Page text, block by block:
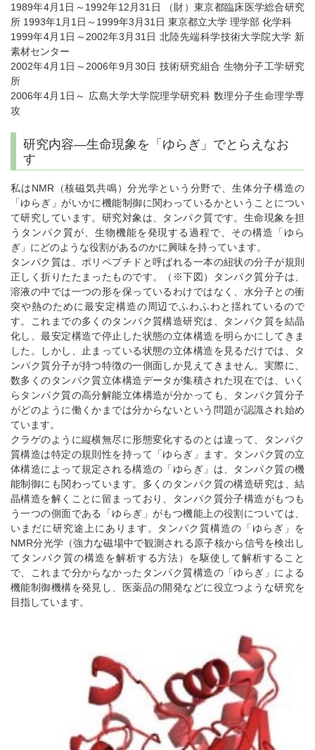
1989年4月1日～1992年12月31日 （財）東京都臨床医学総合研究
所 1993年1月1日～1999年3月31日 東京都立大学 理学部 化学科
1999年4月1日～2002年3月31日 北陸先端科学技術大学院大学 新
素材センター
2002年4月1日～2006年9月30日 技術研究組合 生物分子工学研究
所
2006年4月1日～ 広島大学大学院理学研究科 数理分子生命理学専
攻
研究内容―生命現象を「ゆらぎ」でとらえなお
す
私はNMR（核磁気共鳴）分光学という分野で、生体分子構造の
「ゆらぎ」がいかに機能制御に関わっているかということについ
て研究しています。研究対象は、タンパク質です。生命現象を担
うタンパク質が、生物機能を発現する過程で、その構造「ゆら
ぎ」にどのような役割があるのかに興味を持っています。
タンパク質は、ポリペプチドと呼ばれる一本の紐状の分子が規則
正しく折りたたまったものです。（※下図）タンパク質分子は、
溶液の中では一つの形を保っているわけではなく、水分子との衝
突や熱のために最安定構造の周辺でふわふわと揺れているので
す。これまでの多くのタンパク質構造研究は、タンパク質を結晶
化し、最安定構造で停止した状態の立体構造を明らかにしてきま
した。しかし、止まっている状態の立体構造を見るだけでは、タ
ンパク質分子が持つ特徴の一側面しか見えてきません。実際に、
数多くのタンパク質立体構造データが集積された現在では、いく
らタンパク質の高分解能立体構造が分かっても、タンパク質分子
がどのように働くかまでは分からないという問題が認識され始め
ています。
クラゲのように縦横無尽に形態変化するのとは違って、タンパク
質構造は特定の規則性を持って「ゆらぎ」ます。タンパク質の立
体構造によって規定される構造の「ゆらぎ」は、タンパク質の機
能制御にも関わっています。多くのタンパク質の構造研究は、結
晶構造を解くことに留まっており、タンパク質分子構造がもつも
う一つの側面である「ゆらぎ」がもつ機能上の役割については、
いまだに研究途上にあります。タンパク質構造の「ゆらぎ」を
NMR分光学（強力な磁場中で観測される原子核から信号を検出し
てタンパク質の構造を解析する方法）を駆使して解析すること
で、これまで分からなかったタンパク質構造の「ゆらぎ」による
機能制御機構を発見し、医薬品の開発などに役立つような研究を
目指しています。